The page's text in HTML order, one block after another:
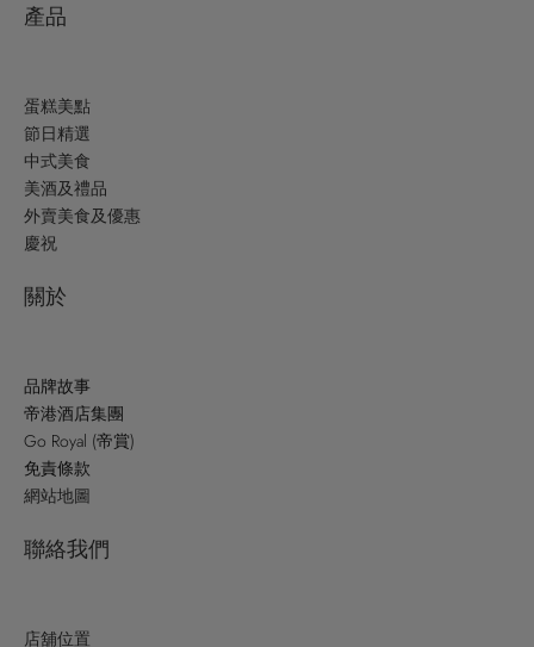
產品
蛋糕美點
節日精選
中式美食
美酒及禮品
外賣美食及優惠
慶祝
關於
品牌故事
帝港酒店集團
Go Royal (帝賞)
免責條款
網站地圖
聯絡我們
店舖位置